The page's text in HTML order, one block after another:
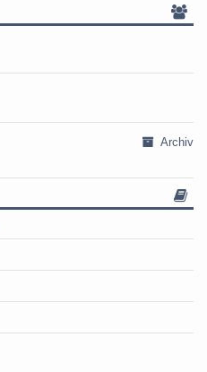
Archiv